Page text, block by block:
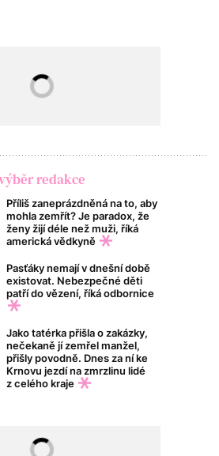
redakce
Příliš zaneprázdněná na to, aby
mohla zemřít? Je paradox, že
ženy žijí déle než muži, říká
americká vědkyně
Pasťáky nemají v dnešní době
existovat. Nebezpečné děti
patří do vězení, říká odbornice
Jako tatérka přišla o zakázky,
nečekaně jí zemřel manžel,
přišly povodně. Dnes za ní ke
Krnovu jezdí na zmrzlinu lidé
z celého kraje